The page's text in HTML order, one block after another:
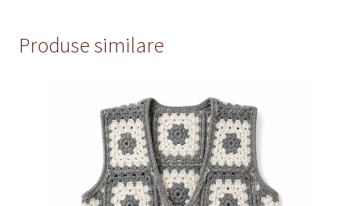
Produse similare